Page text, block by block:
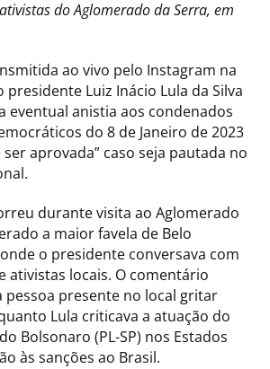
do Aglomerado da Serra, em
ao vivo pelo Instagram na
presidente Luiz Inácio Lula da Silva
eventual anistia aos condenados
do 8 de Janeiro de 2023
aprovada” caso seja pautada no
durante visita ao Aglomerado
a maior favela de Belo
o presidente conversava com
ativistas locais. O comentário
pessoa presente no local gritar
Lula criticava a atuação do
Bolsonaro (PL-SP) nos Estados
às sanções ao Brasil.